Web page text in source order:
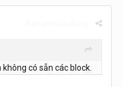
có sẵn các block.